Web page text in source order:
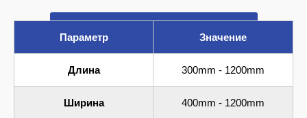
Параметр
Значение
Длина 300mm - 1200mm
Ширина 400mm - 1200mm